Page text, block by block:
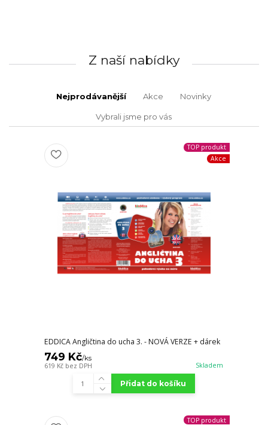
Z naší nabídky
Nejprodávanější Akce Novinky
Vybrali jsme pro vás
TOP produkt
Akce
EDDICA Angličtina do ucha 3. - NOVÁ VERZE + dárek
749 Kč/ks
619 Kč bez DPH Skladem
Přidat do košíku
TOP produkt